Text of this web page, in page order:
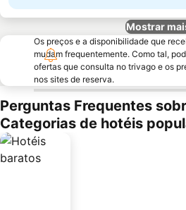
Mostrar
Os preços e a disponibilidade que
mudam frequentemente. Como tal,
ofertas que consulta no trivago e os
nos sites de reserva.
Perguntas Frequentes
Categorias de hotéis